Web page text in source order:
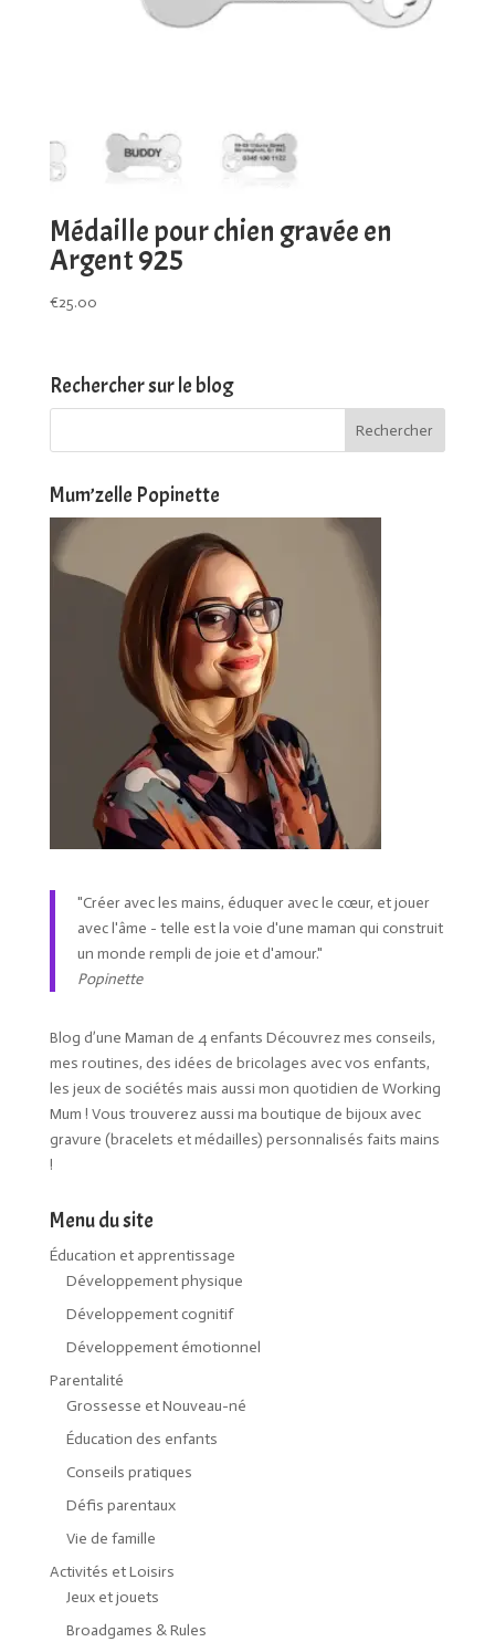
Médaille pour chien gravée en
Argent 925
€25.00
Rechercher sur le blog
Mum’zelle Popinette
"Créer avec les mains, éduquer avec le cœur, et jouer
avec l'âme - telle est la voie d'une maman qui construit
un monde rempli de joie et d'amour."
Popinette
Blog d’une Maman de 4 enfants Découvrez mes conseils,
mes routines, des idées de bricolages avec vos enfants,
les jeux de sociétés mais aussi mon quotidien de Working
Mum ! Vous trouverez aussi ma boutique de bijoux avec
gravure (bracelets et médailles) personnalisés faits mains
!
Menu du site
Éducation et apprentissage
Développement physique
Développement cognitif
Développement émotionnel
Parentalité
Grossesse et Nouveau-né
Éducation des enfants
Conseils pratiques
Défis parentaux
Vie de famille
Activités et Loisirs
Jeux et jouets
Broadgames & Rules